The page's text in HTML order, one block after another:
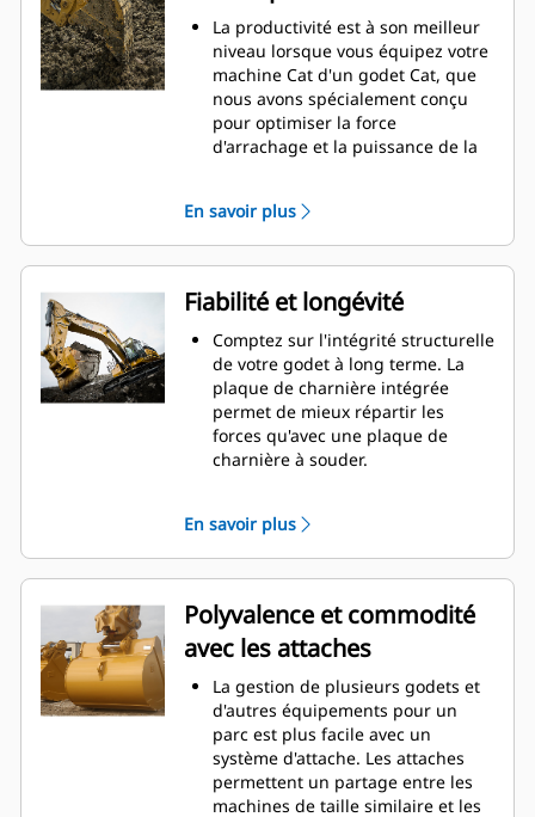
La productivité est à son meilleur
niveau lorsque vous équipez votre
machine Cat d'un godet Cat, que
nous avons spécialement conçu
pour optimiser la force
d'arrachage et la puissance de la
double améliore le flux des
matières dans le godet. Le
dégagement de talon accru
garantit que le fond du godet ne
frotte pas, ce qui réduit les coûts
d'entretien.
La consommation de carburant est
maximale lors de l'excavation. Les
godets Cat sont conçus pour
creuser dans les matériaux
rapidement afin d'améliorer
Chargez plus de matière plus
rapidement. La forme et les barres
latérales du godet permettent une
rétention optimale des matériaux
dans le godet à chaque charge.
En savoir plus
Fiabilité et longévité
Comptez sur l'intégrité structurelle
de votre godet à long terme. La
plaque de charnière intégrée
permet de mieux répartir les
forces qu'avec une plaque de
charnière à souder.
résistants à l'abrasion, en
particulier pour les composants
d'usure excessive.
Protégez les zones d'usure
excessive les plus importantes de
votre godet avec les outils
d'attaque du sol Cat
(GET). Les
protecteurs de longerons et les
couteaux latéraux permettent de
préserver les pièces du godet qui
entrent en contact et traversent
les matériaux le plus souvent.
En savoir plus
Polyvalence et commodité
avec les attaches
La gestion de plusieurs godets et
d'autres équipements pour un
parc est plus facile avec un
système d'attache. Les attaches
permettent un partage entre les
machines de taille similaire et les